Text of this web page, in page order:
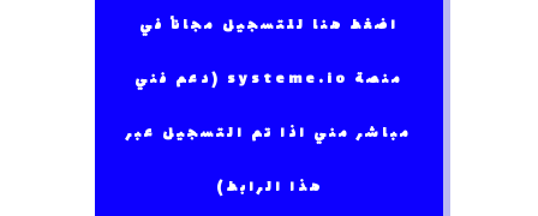
اضغط هنا للتسجيل مجاناً في
منصة systeme.io (دعم فني
مباشر مني اذا تم التسجيل عبر
هذا الرابط)